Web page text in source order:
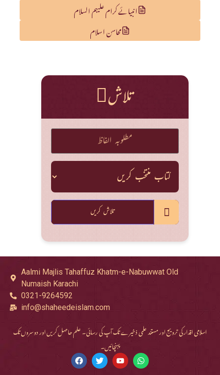
انبیائے کرام علیہم السلام
محاسن اسلام
تلاش
تلاش کریں
Aalmi Majlis Tahaffuz Khatm-e-Nabuwwat Old
Numaish Karachi
0321-9264592
info@shaheedeislam.com
اسلامی اقدار کی ترویج اور مستند علمی ذخیرے تک آپ کی رسائی۔ علم حاصل کریں اور دوسروں تک
پہنچائیں۔